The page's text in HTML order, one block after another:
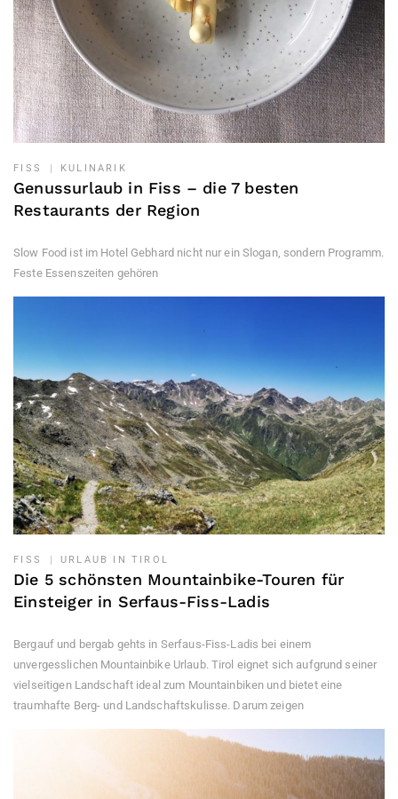
FISS KULINARIK
Genussurlaub in Fiss – die 7 besten
Restaurants der Region
Slow Food ist im Hotel Gebhard nicht nur ein Slogan, sondern Programm.
Feste Essenszeiten gehören
FISS URLAUB IN TIROL
Die 5 schönsten Mountainbike-Touren für
Einsteiger in Serfaus-Fiss-Ladis
Bergauf und bergab gehts in Serfaus-Fiss-Ladis bei einem
unvergesslichen Mountainbike Urlaub. Tirol eignet sich aufgrund seiner
vielseitigen Landschaft ideal zum Mountainbiken und bietet eine
traumhafte Berg- und Landschaftskulisse. Darum zeigen